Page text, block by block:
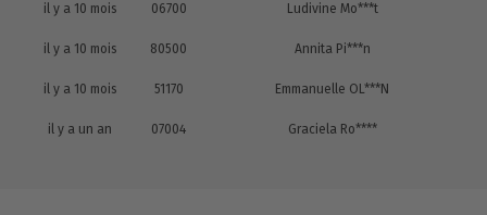
il y a 10 mois 06700 Ludivine Mo***t
il y a 10 mois 80500 Annita Pi***n
il y a 10 mois 51170 Emmanuelle OL***N
il y a un an 07004 Graciela Ro****